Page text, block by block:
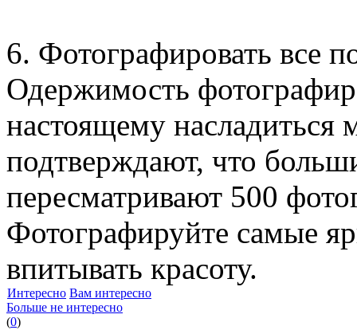
6. Фотографировать все
Одержимость
настоящему насладиться
подтверждают, что
пересматривают 500
Фотографируйте самые
впитывать красоту.
Интересно Вам интересно
Больше не интересно
(0)